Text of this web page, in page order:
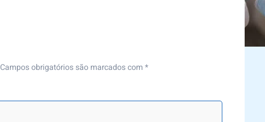
Campos obrigatórios são marcados com *